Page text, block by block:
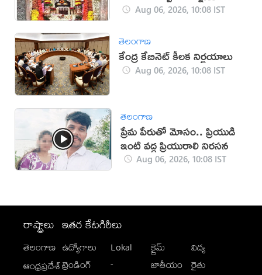
దేవాలయం ఇదే
Aug 06, 2026, 10:08 IST
తెలంగాణ
కేంద్ర కేబినెట్ కీలక నిర్ణయాలు
Aug 06, 2026, 10:08 IST
తెలంగాణ
ప్రేమ పేరుతో మోసం.. ప్రియుడి
ఇంటి వద్ద ప్రియురాలి నిరసన
Aug 06, 2026, 10:08 IST
రాష్ట్రాలు
తెలంగాణ
ఆంధ్రప్రదేశ్
ఇతర కేటగిరీలు
ఉద్యోగాలు
ట్రెండింగ్
Lokal
-
క్రైమ్
జాతీయం
విద్య
రైతు